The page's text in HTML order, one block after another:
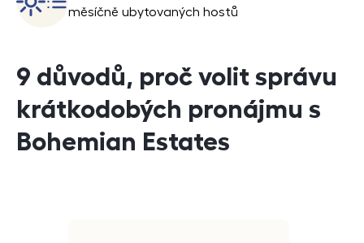
měsíčně ubytovaných hostů
9 důvodů, proč volit správu
krátkodobých pronájmu s
Bohemian Estates